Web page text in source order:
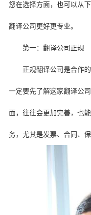
您在选择方面，也可以从
翻译公司更好更专业。
第一：翻译公司正规
正规翻译公司是合作
一定要先了解这家翻译公
面，往往会更加完善，也
务，尤其是发票、合同、